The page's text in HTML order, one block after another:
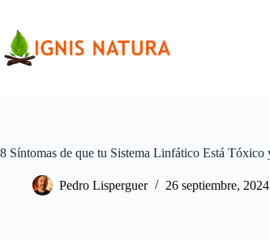
contenido
8 Síntomas de que tu Sistema Linfático Está Tóxico
Pedro Lisperguer 26 septiembre, 2024